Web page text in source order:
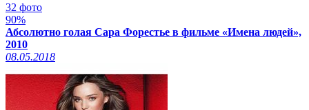
32 фото
90%
Абсолютно голая Сара Форестье в фильме «Имена людей»,
2010
08.05.2018